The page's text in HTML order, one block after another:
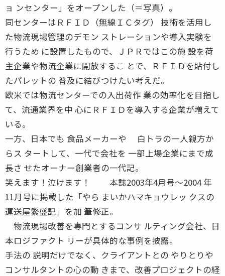
ョ ンセンター」をオープンした（＝写真）。
同センターはＲＦＩＤ（無線ＩＣタグ） 技術を活用し
た物流現場管理のデモン ストレーションや導入実験を
行うため に設置したもので、ＪＰＲではこの施 設を荷
主企業や物流企業に開放するこ とで、ＲＦＩＤを貼付し
たパレットの 普及に結びつけたい考えだ。
欧米では物流センターでの入出荷作 業の効率化を目指し
て、流通業界を中 心にＲＦＩＤを導入する企業が増えて
いる。
一方、日本でも 食品メーカーや 白トラの一人親方か
らス タートして、一代で会社を 一部上場企業にまで成
長さ せたオーナー創業者の一代記。
笑えます！泣けます！ 本誌2003年4月号〜2004 年
11月号に掲載した「やら まいか――ハマキョウレッ クスの
運送屋繁盛記」を加 筆修正。
物流現場改善を専門とするコンサ ルティング会社、日
本ロジファクト リーが具体的な事例を披露。
手法の 説明だけでなく、クライアントとの やりとりや
コンサルタントの心の動 きまで、改善プロジェクトの経